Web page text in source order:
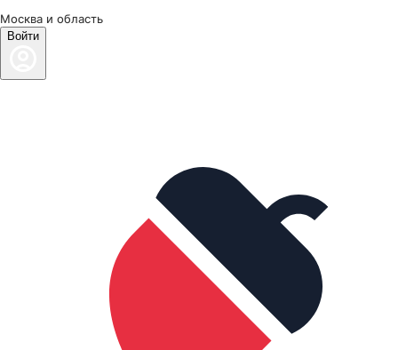
Москва и область
Войти